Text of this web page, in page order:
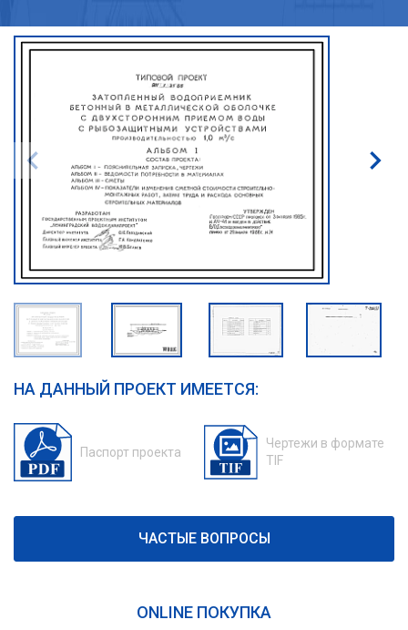
НА ДАННЫЙ ПРОЕКТ ИМЕЕТСЯ:
Паспорт проекта
Чертежи в формате
TIF
ЧАСТЫЕ ВОПРОСЫ
ONLINE ПОКУПКА